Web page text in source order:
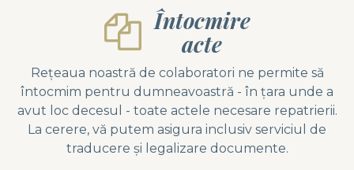
Întocmire
acte
Rețeaua noastră de colaboratori ne permite să
întocmim pentru dumneavoastră - în țara unde a
avut loc decesul - toate actele necesare repatrierii.
La cerere, vă putem asigura inclusiv serviciul de
traducere și legalizare documente.